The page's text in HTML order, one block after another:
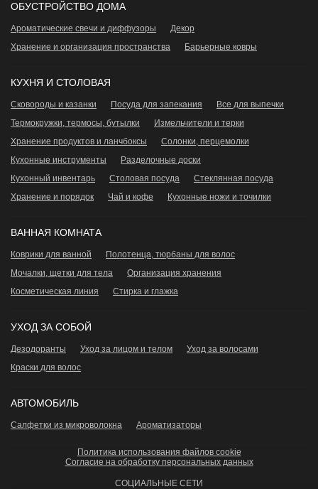
ОБУСТРОЙСТВО ДОМА
Ароматические свечи и диффузоры
Декор
Хранение и организация пространства
Барьерные ковры
КУХНЯ И СТОЛОВАЯ
Сковороды и казанки Посуда для запекания
Все для выпечки
Термокружки, термосы, бутылки
Измельчители и терки
Хранение продуктов и ланчбоксы
Сoлонки, перцемолки
Кухонные инструменты
Разделочные доски
Кухонный инвентарь
Столовая посуда
Стеклянная посуда
Хранение и порядок
Чай и кофе Кухонные ножи и точилки
ВАННАЯ КОМНАТА
Коврики для ванной
Полотенца, тюрбаны для волос
Мочалки, щетки для тела
Организация хранения
Косметическая линия
Стирка и глажка
УХОД ЗА СОБОЙ
Дезодоранты Уход за лицом и телом
Уход за волосами
Краски для волос
АВТОМОБИЛЬ
Салфетки из микроволокна Ароматизаторы
Политика использования файлов cookie
Согласие на обработку персональных данных
СОЦИАЛЬНЫЕ СЕТИ